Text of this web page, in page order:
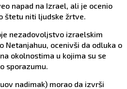
napad na Izrael, ali je ocenio
štetu niti ljudske žrtve.
nezadovoljstvo izraelskim
Netanjahuu, ocenivši da odluka o
okolnostima u kojima su se
sporazumu.
nadimak) morao da izvrši